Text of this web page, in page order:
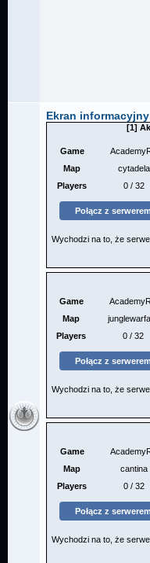
Ekran informacyjny